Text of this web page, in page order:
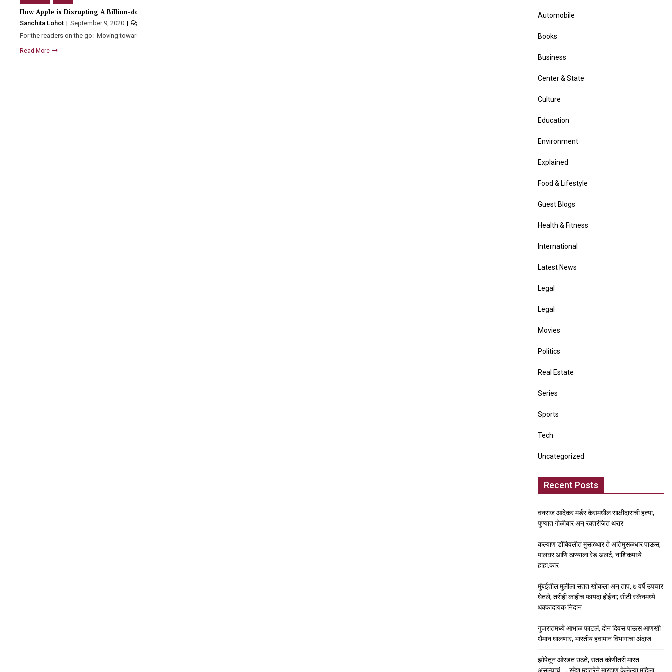
How Apple is Disrupting A Billion-dollar Industry With One Button
Sanchita Lohot September 9, 2020
For the readers on the go: Moving towards a privacy-focused…
Read More
Automobile
Books
Business
Center & State
Culture
Education
Environment
Explained
Food & Lifestyle
Guest Blogs
Health & Fitness
International
Latest News
Legal
Legal
Movies
Politics
Real Estate
Series
Sports
Tech
Uncategorized
Recent Posts
वनराज आंदेकर मर्डर केसमधील साक्षीदाराची हत्या,
पुण्यात गोळीबार अन् रक्तरंजित थरार
कल्याण डोंबिवलीत मुसळधार ते अतिमुसळधार पाऊस,
पालघर आणि ठाण्याला रेड अलर्ट, नाशिकमध्ये
हाहा:कार
मुंबईतील मुलीला सतत खोकला अन् ताप, ७ वर्षे उपचार
घेतले, तरीही काहीच फायदा होईना; सीटी स्कॅनमध्ये
धक्कादायक निदान
गुजरातमध्ये आभाळ फाटलं, दोन दिवस पाऊस आणखी
थैमान घालणार, भारतीय हवामान विभागाचा अंदाज
झोपेतून ओरडत उठते, सतत कोणीतरी मारत